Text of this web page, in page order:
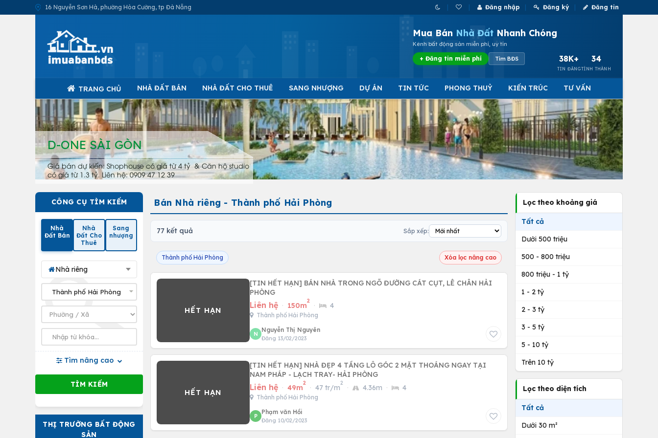
16 Nguyễn Sơn Hà, phường Hòa Cường, tp Đà Nẵng Đăng nhập Đăng ký Đăng tin
Mua Bán Nhà Đất Nhanh Chóng
Kênh bất động sản miễn phí, uy tín
+ Đăng tin miễn phí Tìm BĐS 38K+
TIN ĐĂNG
34
TỈNH THÀNH
TRANG CHỦ NHÀ ĐẤT BÁN NHÀ ĐẤT CHO THUÊ SANG NHƯỢNG DỰ ÁN TIN TỨC PHONG THUỶ KIẾN TRÚC TƯ VẤN
D-ONE SÀI GÒN
Giá bán dự kiến: Shophouse có giá từ 4 tỷ & Căn hộ studio
có giá từ 1.3 tỷ. Liên hệ: 0909 47 12 39
CÔNG CỤ TÌM KIẾM
Nhà
Đất Bán
Nhà
Đất Cho
Thuê
Sang
nhượng
Nhà riêng
Tìm nâng cao
THỊ TRƯỜNG BẤT ĐỘNG
SẢN
Bán Nhà riêng - Thành phố Hải Phòng
77 kết quả Sắp xếp:
Thành phố Hải Phòng Xóa lọc nâng cao
[TIN HẾT HẠN] BÁN NHÀ TRONG NGÕ ĐƯỜNG CÁT CỤT, LÊ CHÂN HẢI
PHÒNG
Liên hệ · 150m
2
· 4
Thành phố Hải Phòng
N
Nguyễn Thị Nguyên
Đăng 13/02/2023
[TIN HẾT HẠN] NHÀ ĐẸP 4 TẦNG LÔ GÓC 2 MẶT THOÁNG NGAY TẠI
NAM PHÁP - LẠCH TRAY- HẢI PHÒNG
Liên hệ · 49m
2
· 47 tr/m
2
· 4.36m · 4
Thành phố Hải Phòng
P
Phạm văn Hồi
Đăng 10/02/2023
Lọc theo khoảng giá
Tất cả
Dưới 500 triệu
500 - 800 triệu
800 triệu - 1 tỷ
1 - 2 tỷ
2 - 3 tỷ
3 - 5 tỷ
5 - 10 tỷ
Trên 10 tỷ
Lọc theo diện tích
Tất cả
Dưới 30 m²